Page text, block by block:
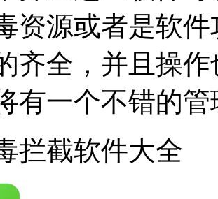
资源或者是软
齐全，并且操
有一个不错的
拦截软件大全